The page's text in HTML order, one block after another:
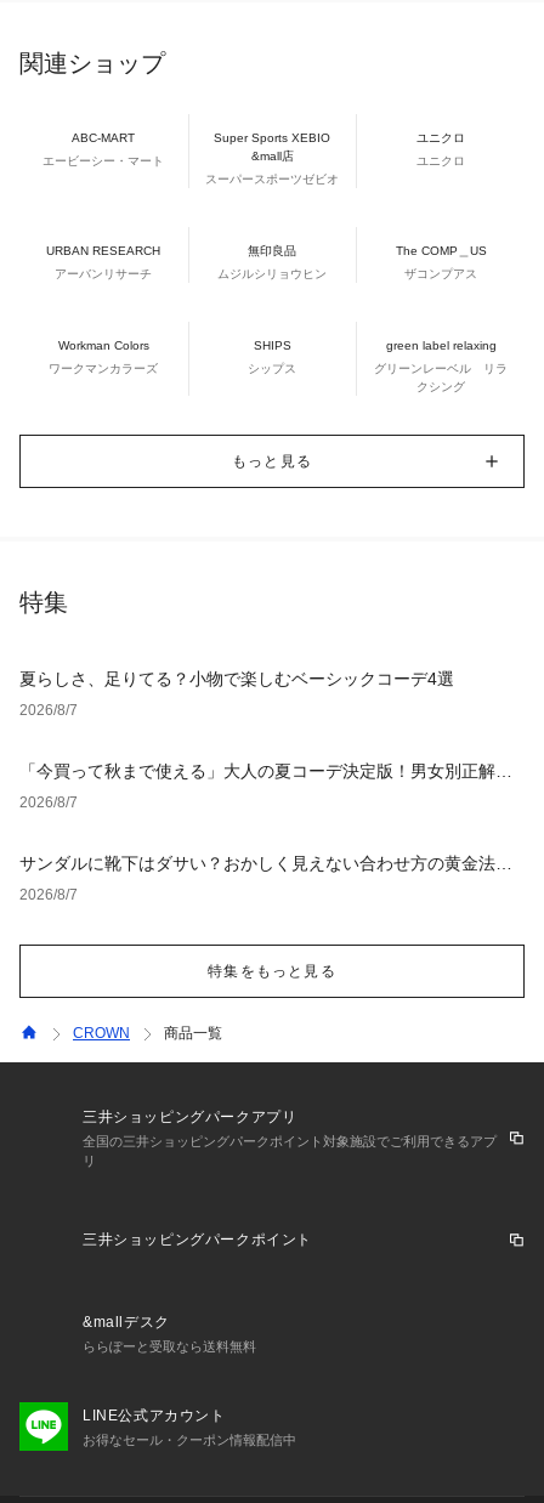
関連ショップ
ABC-MART
エービーシー・マート
Super Sports XEBIO
&mall店
スーパースポーツゼビオ
ユニクロ
ユニクロ
URBAN RESEARCH
アーバンリサーチ
無印良品
ムジルシリョウヒン
The COMP＿US
ザコンプアス
Workman Colors
ワークマンカラーズ
SHIPS
シップス
green label relaxing
グリーンレーベル リラ
クシング
もっと見る
特集
夏らしさ、足りてる？小物で楽しむベーシックコーデ4選
2026/8/7
「今買って秋まで使える」大人の夏コーデ決定版！男女別正解ス
タイルとNGな着こなし
2026/8/7
サンダルに靴下はダサい？おかしく見えない合わせ方の黄金法則
と男女別おすすめコーデ
2026/8/7
特集をもっと見る
CROWN 商品一覧
三井ショッピングパークアプリ
全国の三井ショッピングパークポイント対象施設でご利用できるアプ
リ
三井ショッピングパークポイント
&mallデスク
ららぽーと受取なら送料無料
LINE公式アカウント
お得なセール・クーポン情報配信中